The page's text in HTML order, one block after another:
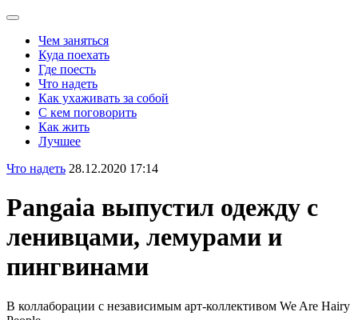
Чем заняться
Куда поехать
Где поесть
Что надеть
Как ухаживать за собой
С кем поговорить
Как жить
Лучшее
Что надеть 28.12.2020 17:14
Pangaia выпустил одежду с
ленивцами, лемурами и
пингвинами
В коллаборации с независимым арт-коллективом We Are Hairy